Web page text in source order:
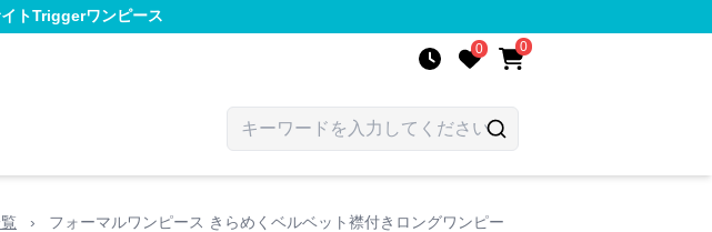
トTriggerワンピース
0 0
›
フォーマルワンピース きらめくベルベット襟付きロングワンピー